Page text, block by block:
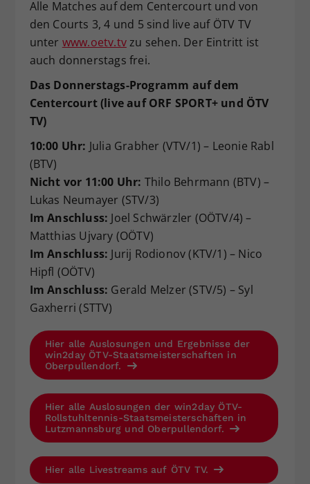
Alle Matches auf dem Centercourt und von
den Courts 3, 4 und 5 sind live auf ÖTV TV
unter www.oetv.tvzu sehen. Der Eintritt ist
auch donnerstags frei.
Das Donnerstags-Programm auf dem
Centercourt (live auf ORF SPORT+ und ÖTV
TV)
10:00 Uhr: Julia Grabher (VTV/1) – Leonie Rabl
(BTV)
Nicht vor 11:00 Uhr: Thilo Behrmann (BTV) –
Lukas Neumayer (STV/3)
Im Anschluss: Joel Schwärzler (OÖTV/4) –
Matthias Ujvary (OÖTV)
Im Anschluss: Jurij Rodionov (KTV/1) – Nico
Hipfl (OÖTV)
Im Anschluss: Gerald Melzer (STV/5) – Syl
Gaxherri (STTV)
Hier alle Auslosungen und Ergebnisse der
win2day ÖTV-Staatsmeisterschaften in
Oberpullendorf.
Hier alle Auslosungen der win2day ÖTV-
Rollstuhltennis-Staatsmeisterschaften in
Lutzmannsburg und Oberpullendorf.
Hier alle Livestreams auf ÖTV TV.